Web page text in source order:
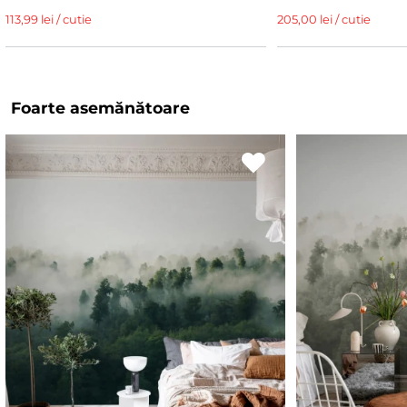
113,99 lei / cutie 205,00 lei / cutie
Foarte asemănătoare